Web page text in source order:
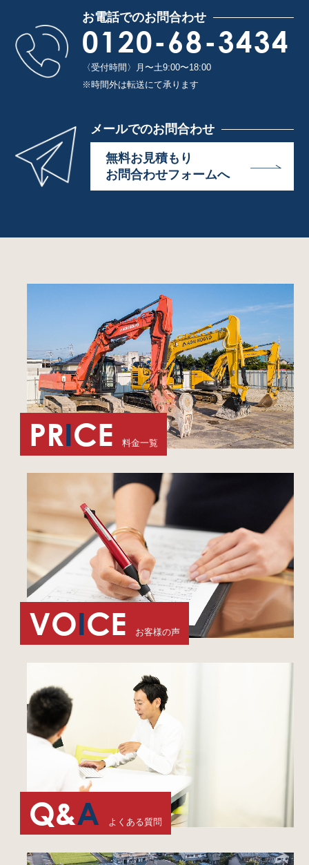
お電話でのお問合わせ
0120-68-3434
〈受付時間〉月〜土9:00〜18:00
※時間外は転送にて承ります
メールでのお問合わせ
無料お見積もり
お問合わせフォームへ
PRICE 料金一覧
VOICE お客様の声
Q&A よくある質問